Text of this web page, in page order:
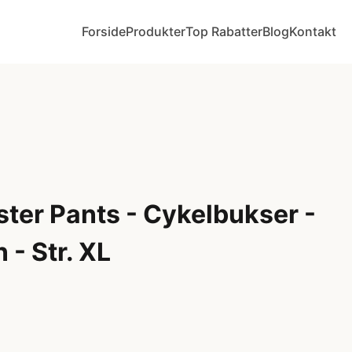
ForsideProdukterTop RabatterBlogKontakt
Pants - Cykelbukser -
- Str. XL